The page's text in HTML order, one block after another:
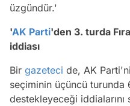
üzgündür.'
'AK Parti'den 3. turda
iddiası
Bir gazeteci de, AK
seçiminin üçüncü
destekleyeceği